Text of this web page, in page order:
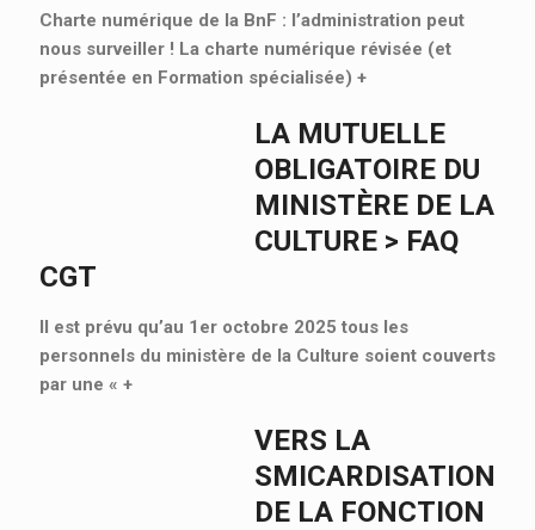
Charte numérique de la BnF : l’administration peut
nous surveiller ! La charte numérique révisée (et
présentée en Formation spécialisée) +
LA MUTUELLE
OBLIGATOIRE DU
MINISTÈRE DE LA
CULTURE > FAQ
CGT
Il est prévu qu’au 1er octobre 2025 tous les
personnels du ministère de la Culture soient couverts
par une « +
VERS LA
SMICARDISATION
DE LA FONCTION